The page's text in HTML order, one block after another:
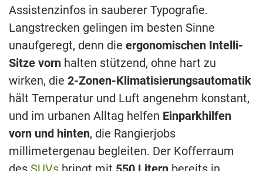
Assistenzinfos in sauberer Typografie.
Langstrecken gelingen im besten Sinne
unaufgeregt, denn die ergonomischen Intelli-
Sitze vorn halten stützend, ohne hart zu
wirken, die 2-Zonen-Klimatisierungsautomatik
hält Temperatur und Luft angenehm konstant,
und im urbanen Alltag helfen Einparkhilfen
vorn und hinten, die Rangierjobs
millimetergenau begleiten. Der Kofferraum